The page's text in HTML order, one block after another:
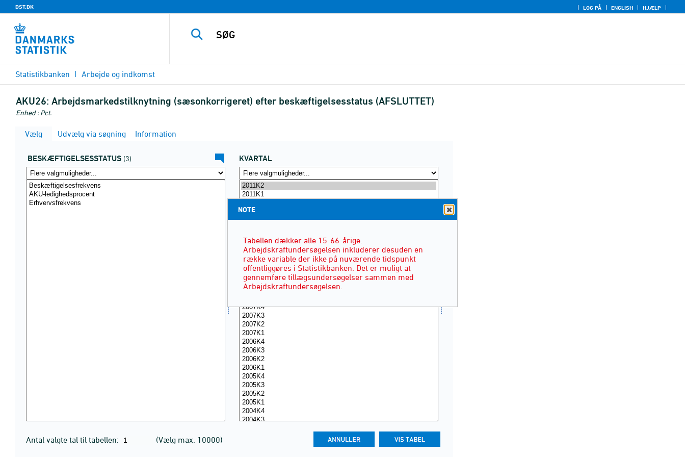
DST.DK LOG PÅ ENGLISH HJÆLP
Statistikbanken Arbejde og indkomst
AKU26: Arbejdsmarkedstilknytning (sæsonkorrigeret) efter beskæftigelsesstatus (AFSLUTTET)
Enhed : Pct.
Vælg Udvælg via søgning Information
BESKÆFTIGELSESSTATUS (3) KVARTAL
Antal valgte tal til tabellen: (Vælg max. 10000)
NOTE
Tabellen dækker alle 15-66-årige.
Arbejdskraftundersøgelsen inkluderer desuden en
række variable der ikke på nuværende tidspunkt
offentliggøres i Statistikbanken. Det er muligt at
gennemføre tillægsundersøgelser sammen med
Arbejdskraftundersøgelsen.